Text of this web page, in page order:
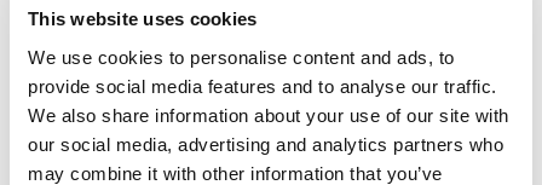
This website uses cookies
We use cookies to personalise content and ads, to
provide social media features and to analyse our traffic.
We also share information about your use of our site with
our social media, advertising and analytics partners who
may combine it with other information that you’ve
Miami – 33137 FL
miami@rimadesio.us
T +1 786 618 5275
→ Mehr sehen